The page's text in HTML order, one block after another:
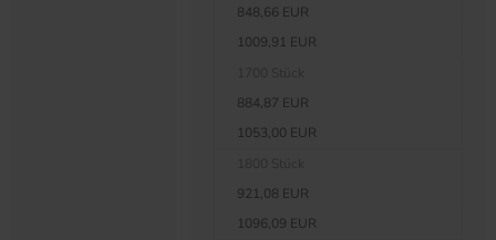
848,66 EUR
1009,91 EUR
884,87 EUR
1053,00 EUR
921,08 EUR
1096,09 EUR